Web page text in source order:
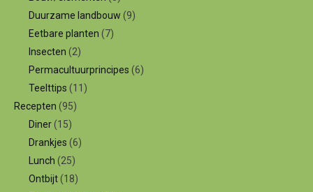
Duurzame landbouw (9)
Eetbare planten (7)
Insecten (2)
Permacultuurprincipes (6)
Teelttips (11)
Recepten (95)
Diner(15)
Drankjes (6)
Lunch (25)
Ontbijt(18)